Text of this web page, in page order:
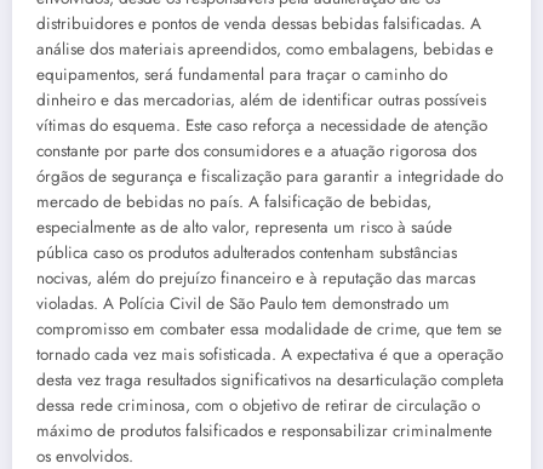
distribuidores e pontos de venda dessas bebidas falsificadas. A
análise dos materiais apreendidos, como embalagens, bebidas e
equipamentos, será fundamental para traçar o caminho do
dinheiro e das mercadorias, além de identificar outras possíveis
vítimas do esquema. Este caso reforça a necessidade de atenção
constante por parte dos consumidores e a atuação rigorosa dos
órgãos de segurança e fiscalização para garantir a integridade do
mercado de bebidas no país. A falsificação de bebidas,
especialmente as de alto valor, representa um risco à saúde
pública caso os produtos adulterados contenham substâncias
nocivas, além do prejuízo financeiro e à reputação das marcas
violadas. A Polícia Civil de São Paulo tem demonstrado um
compromisso em combater essa modalidade de crime, que tem se
tornado cada vez mais sofisticada. A expectativa é que a operação
desta vez traga resultados significativos na desarticulação completa
dessa rede criminosa, com o objetivo de retirar de circulação o
máximo de produtos falsificados e responsabilizar criminalmente
os envolvidos.